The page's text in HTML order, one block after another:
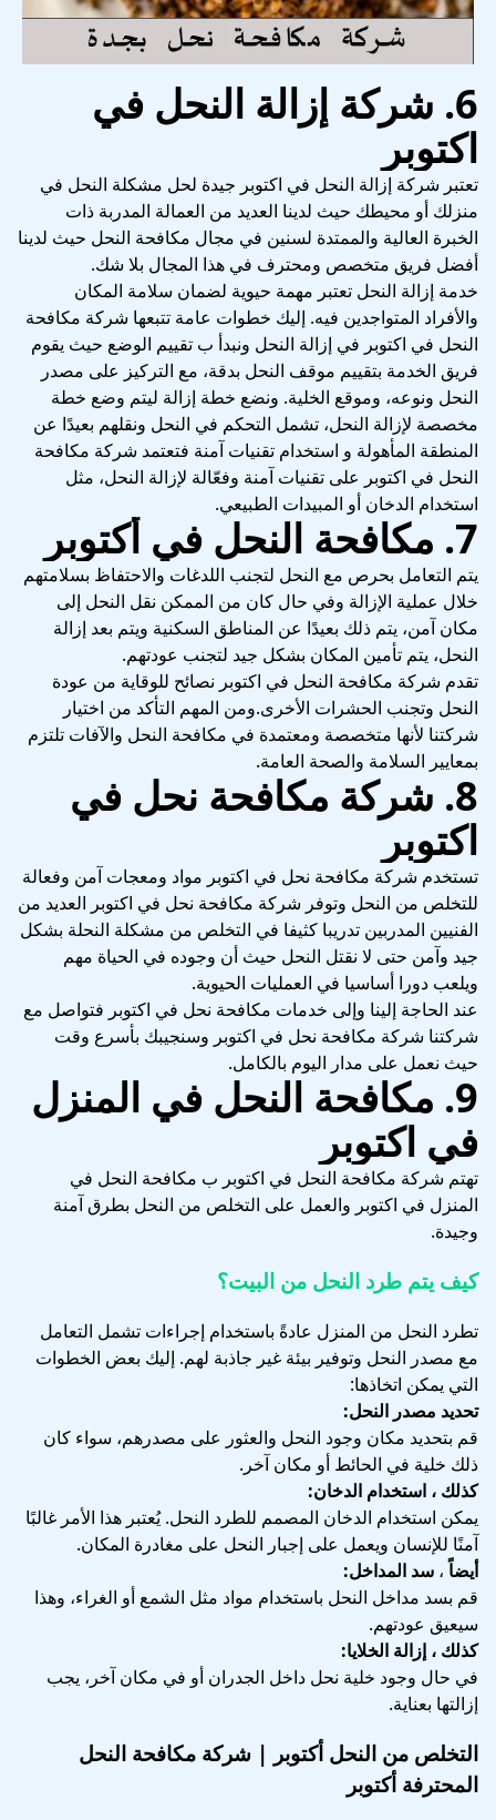
6. شركة إزالة النحل في
اكتوبر
تعتبر شركة إزالة النحل في اكتوبر جيدة لحل مشكلة النحل في
منزلك أو محيطك حيث لدينا العديد من العمالة المدربة ذات
الخبرة العالية والممتدة لسنين في مجال مكافحة النحل حيث لدينا
أفضل فريق متخصص ومحترف في هذا المجال بلا شك.
خدمة إزالة النحل تعتبر مهمة حيوية لضمان سلامة المكان
والأفراد المتواجدين فيه. إليك خطوات عامة تتبعها شركة مكافحة
النحل في اكتوبر في إزالة النحل ونبدأ ب تقييم الوضع حيث يقوم
فريق الخدمة بتقييم موقف النحل بدقة، مع التركيز على مصدر
النحل ونوعه، وموقع الخلية. ونضع خطة إزالة ليتم وضع خطة
مخصصة لإزالة النحل، تشمل التحكم في النحل ونقلهم بعيدًا عن
المنطقة المأهولة و استخدام تقنيات آمنة فتعتمد شركة مكافحة
النحل في اكتوبر على تقنيات آمنة وفعّالة لإزالة النحل، مثل
استخدام الدخان أو المبيدات الطبيعي.
7. مكافحة النحل في أكتوبر
يتم التعامل بحرص مع النحل لتجنب اللدغات والاحتفاظ بسلامتهم
خلال عملية الإزالة وفي حال كان من الممكن نقل النحل إلى
مكان آمن، يتم ذلك بعيدًا عن المناطق السكنية ويتم بعد إزالة
النحل، يتم تأمين المكان بشكل جيد لتجنب عودتهم.
تقدم شركة مكافحة النحل في اكتوبر نصائح للوقاية من عودة
النحل وتجنب الحشرات الأخرى.ومن المهم التأكد من اختيار
شركتنا لأنها متخصصة ومعتمدة في مكافحة النحل والآفات تلتزم
بمعايير السلامة والصحة العامة.
8. شركة مكافحة نحل في
اكتوبر
تستخدم شركة مكافحة نحل في اكتوبر مواد ومعجات آمن وفعالة
للتخلص من النحل وتوفر شركة مكافحة نحل في اكتوبر العديد من
الفنيين المدربين تدريبا كثيفا في التخلص من مشكلة النحلة بشكل
جيد وآمن حتى لا نقتل النحل حيث أن وجوده في الحياة مهم
ويلعب دورا أساسيا في العمليات الحيوية.
عند الحاجة إلينا وإلى خدمات مكافحة نحل في اكتوبر فتواصل مع
شركتنا شركة مكافحة نحل في اكتوبر وسنجيبك بأسرع وقت
حيث نعمل على مدار اليوم بالكامل.
9. مكافحة النحل في المنزل
في اكتوبر
تهتم شركة مكافحة النحل في اكتوبر ب مكافحة النحل في
المنزل في اكتوبر والعمل على التخلص من النحل بطرق آمنة
وجيدة.
كيف يتم طرد النحل من البيت؟
تطرد النحل من المنزل عادةً باستخدام إجراءات تشمل التعامل
مع مصدر النحل وتوفير بيئة غير جاذبة لهم. إليك بعض الخطوات
التي يمكن اتخاذها:
تحديد مصدر النحل:
قم بتحديد مكان وجود النحل والعثور على مصدرهم، سواء كان
ذلك خلية في الحائط أو مكان آخر.
كذلك ، استخدام الدخان:
يمكن استخدام الدخان المصمم للطرد النحل. يُعتبر هذا الأمر غالبًا
آمنًا للإنسان ويعمل على إجبار النحل على مغادرة المكان.
أيضاً، سد المداخل:
قم بسد مداخل النحل باستخدام مواد مثل الشمع أو الغراء، وهذا
سيعيق عودتهم.
كذلك ، إزالة الخلايا:
في حال وجود خلية نحل داخل الجدران أو في مكان آخر، يجب
إزالتها بعناية.
التخلص من النحل أكتوبر | شركة مكافحة النحل
المحترفة أكتوبر